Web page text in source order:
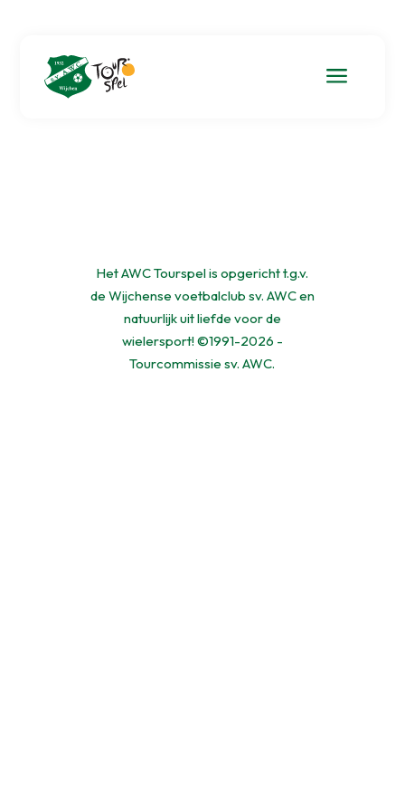
a
Het AWC Tourspel is opgericht t.g.v.
de Wijchense voetbalclub sv. AWC en
natuurlijk uit liefde voor de
wielersport! ©1991-2026 -
Tourcommissie sv. AWC.